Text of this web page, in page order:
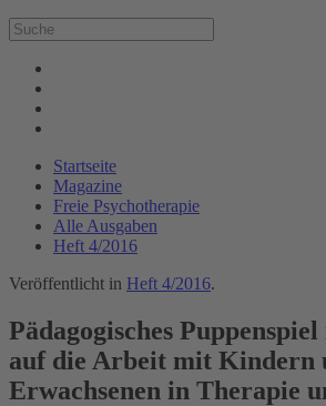
Startseite
Magazine
Freie Psychotherapie
Alle Ausgaben
Heft 4/2016
Veröffentlicht in Heft 4/2016.
Pädagogisches
auf die Arbeit mit Kindern
Erwachsenen in Therapie